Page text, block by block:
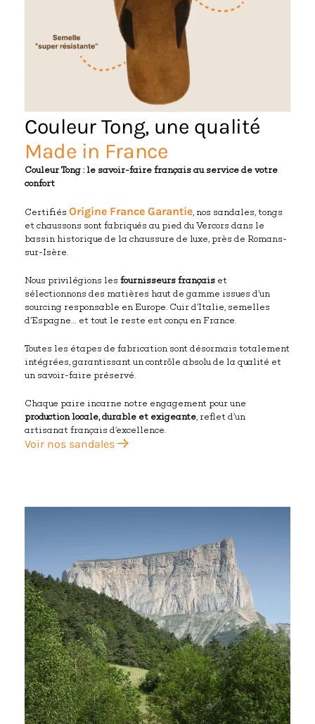
Couleur Tong, une qualité
Made in France
Couleur Tong : le savoir-faire français au service de votre
confort
Certifiés Origine France Garantie, nos sandales, tongs
et chaussons sont fabriqués au pied du Vercors dans le
bassin historique de la chaussure de luxe, près de Romans-
sur-Isère.
Nous privilégions les fournisseurs français et
sélectionnons des matières haut de gamme issues d’un
sourcing responsable en Europe. Cuir d’Italie, semelles
d’Espagne… et tout le reste est conçu en France.
Toutes les étapes de fabrication sont désormais totalement
intégrées, garantissant un contrôle absolu de la qualité et
un savoir-faire préservé.
Chaque paire incarne notre engagement pour une
production locale, durable et exigeante , reflet d’un
artisanat français d’excellence.
Voir nos sandales